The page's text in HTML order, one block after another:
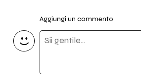
Aggiungi un commento